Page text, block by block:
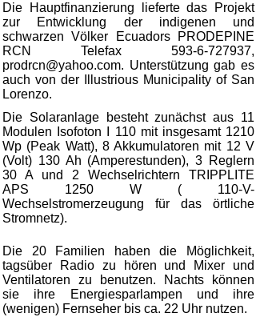
Die Solaranlage besteht zunächst aus 11
Modulen Isofoton I 110 mit insgesamt 1210
Wp (Peak Watt), 8 Akkumulatoren mit 12 V
(Volt) 130 Ah (Amperestunden), 3 Reglern
30 A und 2 Wechselrichtern TRIPPLITE
APS 1250 W ( 110-V-
Wechselstromerzeugung für das örtliche
Stromnetz).
Die 20 Familien haben die Möglichkeit,
tagsüber Radio zu hören und Mixer und
Ventilatoren zu benutzen. Nachts können
sie ihre Energiesparlampen und ihre
(wenigen) Fernseher bis ca. 22 Uhr nutzen.
Die Hauptfinanzierung lieferte das Projekt
zur Entwicklung der indigenen und
schwarzen Völker Ecuadors PRODEPINE
RCN Telefax 593-6-727937,
prodrcn@yahoo.com. Unterstützung gab es
auch von der Illustrious Municipality of San
Lorenzo.